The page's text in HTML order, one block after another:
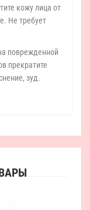
кожу лица от
Не требует
поврежденной
прекратите
зуд.